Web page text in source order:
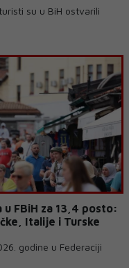
su u BiH ostvarili
FBiH za 13,4 posto:
Italije i Turske
godine u Federaciji